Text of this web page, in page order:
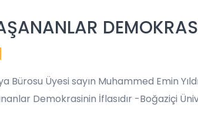
Bürosu Üyesi sayın Muhammed Emin
Demokrasinin İflasıdır -Boğaziçi